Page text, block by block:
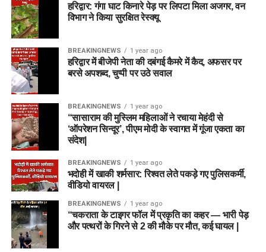
हरिद्वार: गंगा घाट किनारे पेड़ पर लिपटा मिला अजगर, वन
विभाग ने किया सुरक्षित रेस्क्यू
BREAKINGNEWS 1 year ago
हरिद्वार में बीजेपी नेता की दबंगई कैमरे में कैद, अफसर पर
बरसे अपशब्द, चुप्पी पर उठे सवाल
BREAKINGNEWS 1 year ago
“सासाराम की मुस्लिम महिलाओं ने रचाया मेहंदी से
‘ऑपरेशन सिन्दूर’, पीएम मोदी के स्वागत में गूंजा एकता का
संदेश|
BREAKINGNEWS 1 year ago
भदोही में खाकी शर्मसार: रिश्वत लेते पकड़े गए पुलिसकर्मी,
वीडियो वायरल |
BREAKINGNEWS 1 year ago
“चकराता के टाइगर फॉल में प्रकृति का कहर — भारी पेड़
और पत्थरों के गिरने से 2 की मौके पर मौत, कई घायल |